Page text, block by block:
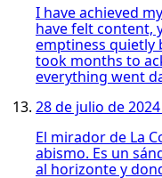
I have achieved
have felt content,
emptiness quietly
took months to
everything went
28 de julio de 2024
El mirador de La
abismo. Es un
al horizonte y